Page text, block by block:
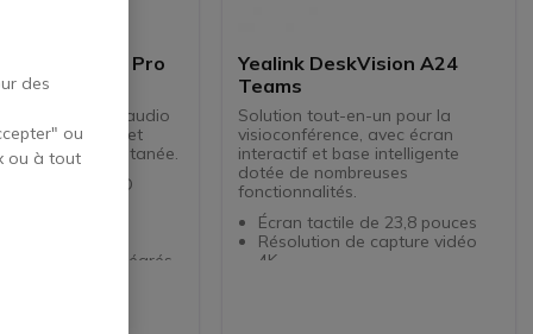
Pro
certifié avec audio
intégrée et
tactile instantanée.
86" 4K UHD
stéréo intégrés
d’exploitation :
Yealink DeskVision A24
Teams
Solution tout-en-un pour la
visioconférence, avec écran
interactif et base intelligente
dotée de nombreuses
fonctionnalités.
Écran tactile de 23,8 pouces
Résolution de capture vidéo
4K
des
ou
ou à tout